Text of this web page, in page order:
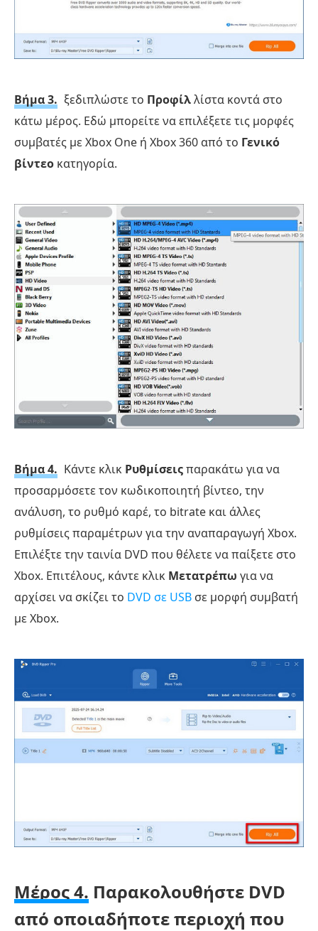
Βήμα 3. ξεδιπλώστε το Προφίλλίστα κοντά στο
κάτω μέρος. Εδώ μπορείτε να επιλέξετε τις μορφές
συμβατές με Xbox One ή Xbox 360 από το Γενικό
βίντεο κατηγορία.
Βήμα 4. Κάντε κλικ Ρυθμίσειςπαρακάτω για να
προσαρμόσετε τον κωδικοποιητή βίντεο, την
ανάλυση, το ρυθμό καρέ, το bitrate και άλλες
ρυθμίσεις παραμέτρων για την αναπαραγωγή Xbox.
Επιλέξτε την ταινία DVD που θέλετε να παίξετε στο
Xbox. Επιτέλους, κάντε κλικ Μετατρέπω για να
αρχίσει να σκίζει το DVD σε USB σε μορφή συμβατή
με Xbox.
Μέρος 4. Παρακολουθήστε DVD
από οποιαδήποτε περιοχή που